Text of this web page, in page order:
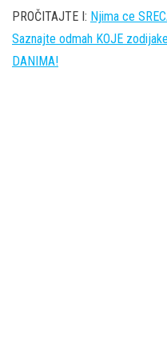
PROČITAJTE I: Njima ce
Saznajte odmah KOJE
DANIMA!